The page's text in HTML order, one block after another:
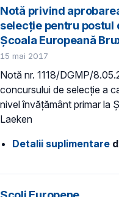
Notă privind
selecție pentru postul
Școala Europeană
15 mai 2017
Notă nr. 1118/DGMP/
concursului de selecție a
nivel învățământ primar la
Laeken
Detalii suplimentare
Școli Europene